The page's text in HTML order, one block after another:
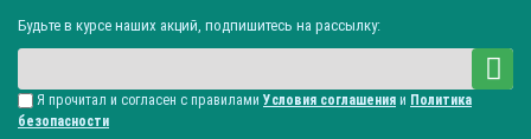
Будьте в курсе наших акций, подпишитесь на рассылку:
Я прочитал и согласен с правилами Условия соглашения и Политика
безопасности